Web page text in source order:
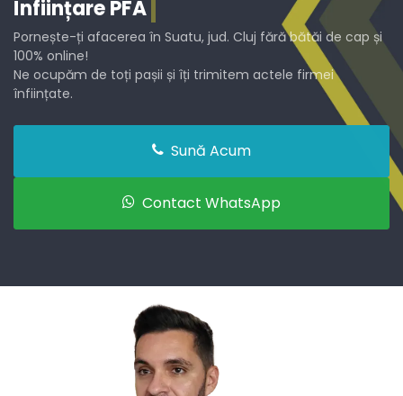
ÎnființarePFA
Pornește-ți afacerea în Suatu, jud. Cluj fără bătăi de cap și
100% online!
Ne ocupăm de toți pașii și îți trimitem actele firmei
înființate.
Sună Acum
Contact WhatsApp